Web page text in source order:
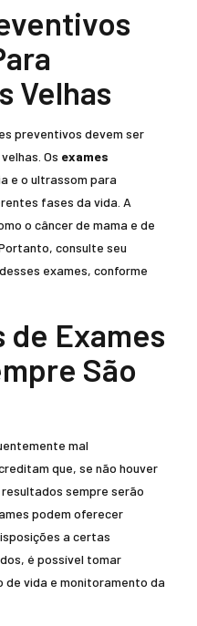
Velhas
preventivos devem ser
Os exames
e o ultrassom para
fases da vida. A
o câncer de mama e de
consulte seu
exames, conforme
de Exames
São
mal
que, se não houver
sempre serão
podem oferecer
a certas
é possível tomar
vida e monitoramento da